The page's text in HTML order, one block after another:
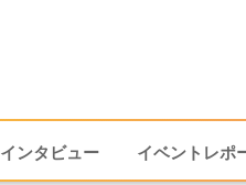
インタビュー イベントレポ